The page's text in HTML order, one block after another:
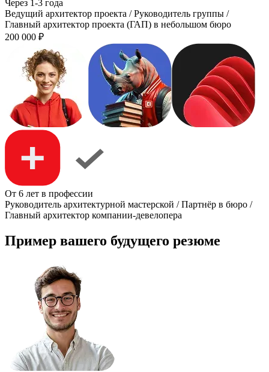
Через 1-3 года
Ведущий архитектор проекта / Руководитель группы /
Главный архитектор проекта (ГАП) в небольшом бюро
200 000 ₽
От 6 лет в профессии
Руководитель архитектурной мастерской / Партнёр в бюро /
Главный архитектор компании-девелопера
Пример вашего будущего резюме